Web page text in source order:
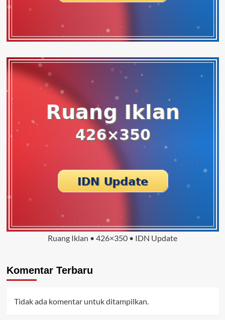
Ruang Iklan • 426×350 • IDN Update
Komentar Terbaru
Tidak ada komentar untuk ditampilkan.